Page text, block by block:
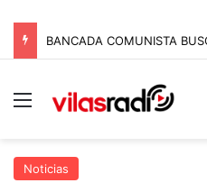
Menú
Noticias